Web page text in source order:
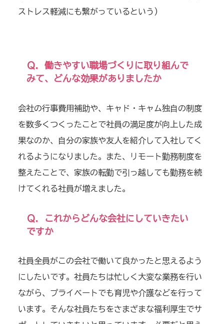
ストレス軽減にも繋がっているという )
Ｑ．働きやすい職場づくりに取り組んで
みて、どんな効果がありましたか
会社の行事費用補助や、キャド・キャム独自の制度
を数多くつくったことで社員の満足度が向上した成
果なのか、自分の家族や友人を紹介して入社してく
れるようになりました。また、リモート勤務制度を
整えたことで、家族の転勤で引っ越しても勤務を続
けてくれる社員が増えました。
Ｑ．これからどんな会社にしていきたい
ですか
社員全員がこの会社で働いて良かったと思えるよう
にしたいです。社員たちは忙しく大変な業務を行い
ながら、プライベートでも育児や介護などを行って
います。そんな社員たちをさまざまな福利厚生でサ